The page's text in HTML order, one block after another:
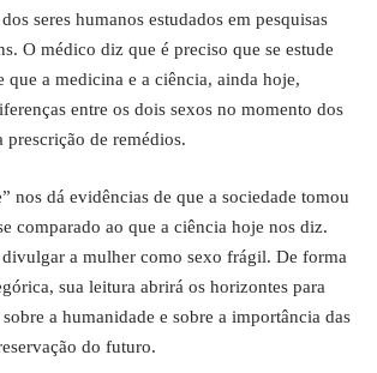
seres humanos estudados em pesquisas
O médico diz que é preciso que se estude
que a medicina e a ciência, ainda hoje,
entre os dois sexos no momento dos
prescrição de remédios.
nos dá evidências de que a sociedade tomou
comparado ao que a ciência hoje nos diz.
a mulher como sexo frágil. De forma
sua leitura abrirá os horizontes para
a humanidade e sobre a importância das
do futuro.